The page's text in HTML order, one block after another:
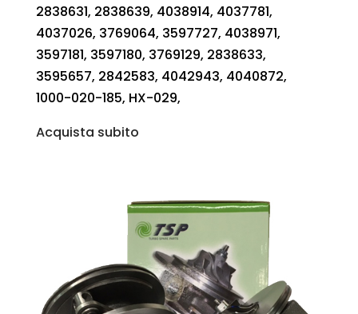
2838631, 2838639, 4038914, 4037781,
4037026, 3769064, 3597727, 4038971,
3597181, 3597180, 3769129, 2838633,
3595657, 2842583, 4042943, 4040872,
1000-020-185, HX-029,
Acquista subito